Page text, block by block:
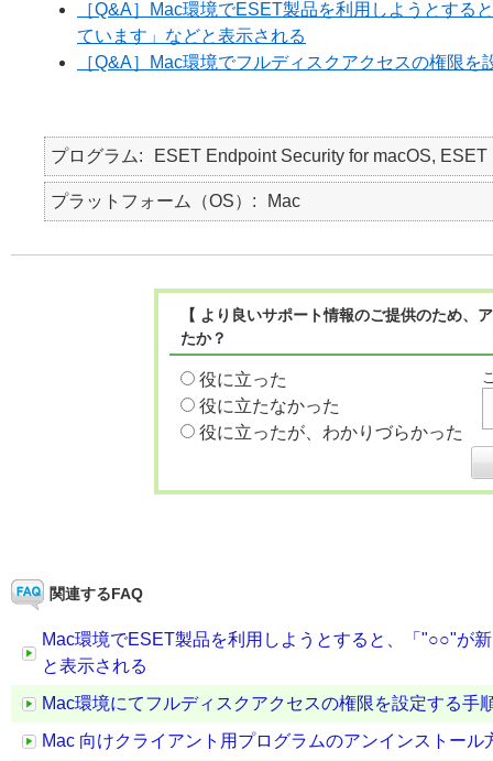
［Q&A］Mac環境でESET製品を利用しようとす
ています」などと表示される
［Q&A］Mac環境でフルディスクアクセスの権限を
プログラム ESET Endpoint Security for macOS,
プラットフォーム（OS） Mac
【 より良いサポート情報のご提供のため
たか？
役に立った
役に立たなかった
役に立ったが、わかりづらかった
関連するFAQ
Mac環境でESET製品を利用しようとすると、「"○○"が
と表示される
Mac環境にてフルディスクアクセスの権限を設定する手
Mac 向けクライアント用プログラムのアンインストール